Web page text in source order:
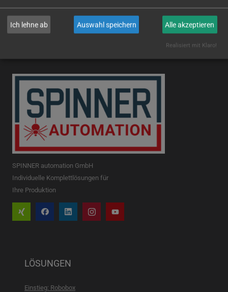
SPINNER automation GmbH
Individuelle Komplettlösungen für
Ihre Produktion
LÖSUNGEN
Einstieg: Robobox
Ich lehne ab Auswahl speichern Alle akzeptieren
Realisiert mit Klaro!